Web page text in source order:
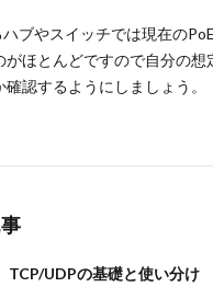
ブやスイッチでは現在の
がほとんどですので自分の想
確認するようにしましょう。
TCP/UDPの基礎と使い分け